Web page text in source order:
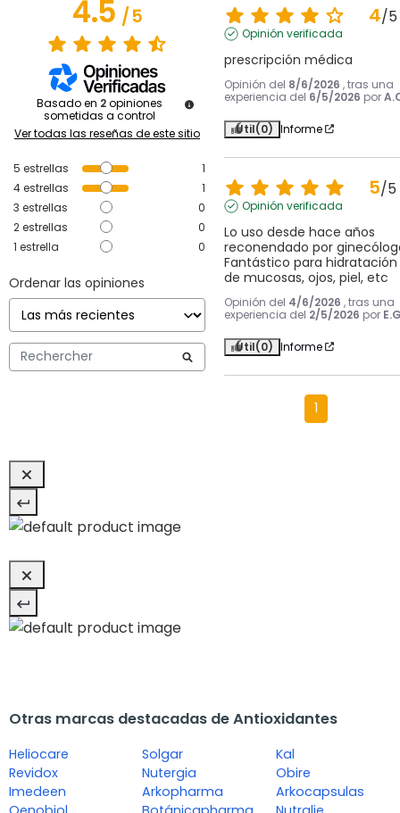
4.5/5
Basado en 2 opiniones
sometidas a control
Ver todas las reseñas de este sitio
5 estrellas
1
4estrellas
1
3 estrellas
0
2estrellas
0
1 estrella 0
Ordenar las opiniones
4/5
Opinión verificada
prescripción médica
Opinión del 8/6/2026 , tras una
experiencia del 6/5/2026 por
Útil(0) Informe
5/5
Opinión verificada
Lo uso desde hace años
reconendado por
Fantástico para hidratación
de mucosas, ojos, piel, etc
Opinión del 4/6/2026 , tras una
experiencia del 2/5/2026 por
Útil(0) Informe
1
Otras marcas destacadas de Antioxidantes
Heliocare
Revidox
Imedeen
Solgar
Nutergia
Arkopharma
Kal
Obire
Arkocapsulas